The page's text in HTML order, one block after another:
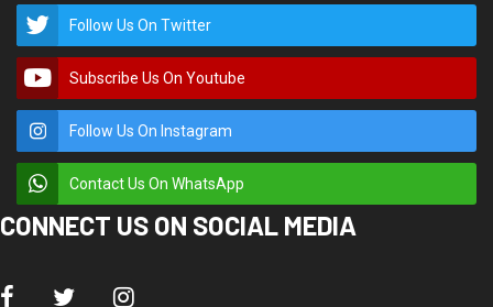
Follow Us On Twitter
Subscribe Us On Youtube
Follow Us On Instagram
Contact Us On WhatsApp
CONNECT US ON SOCIAL MEDIA